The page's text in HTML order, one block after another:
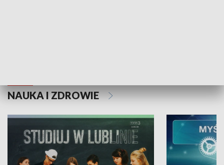
NAUKA I ZDROWIE